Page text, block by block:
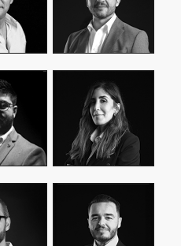
AMIN FARES
GENERAL
MANAGER
YASMINE MYRIAM
DIRECTOR OF
OPERATIONS –
PUBLIC RELATIONS